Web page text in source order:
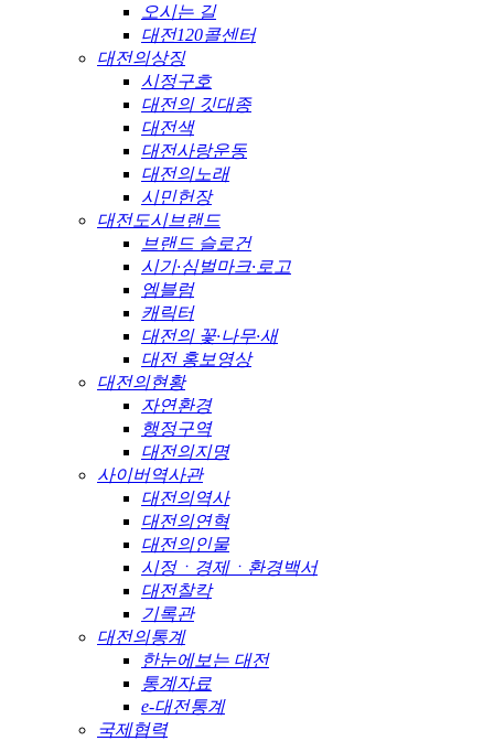
오시는 길
대전120콜센터
대전의상징
시정구호
대전의 깃대종
대전색
대전사랑운동
대전의노래
시민헌장
대전도시브랜드
브랜드 슬로건
시기·심벌마크·로고
엠블럼
캐릭터
대전의 꽃·나무·새
대전 홍보영상
대전의현황
자연환경
행정구역
대전의지명
사이버역사관
대전의역사
대전의연혁
대전의인물
시정ㆍ경제ㆍ환경백서
대전찰칵
기록관
대전의통계
한눈에보는 대전
통계자료
e-대전통계
국제협력